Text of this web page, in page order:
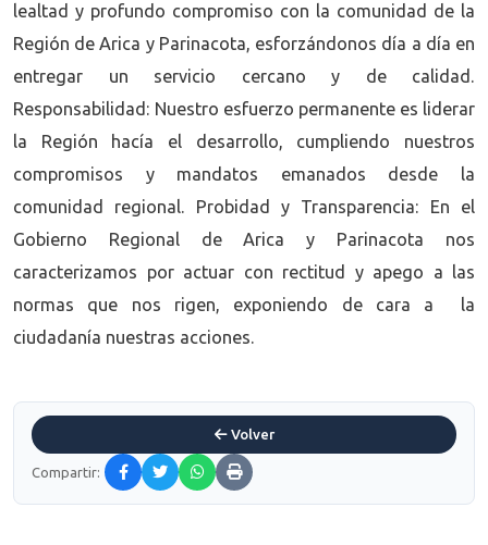
lealtad y profundo compromiso con la comunidad de la
Región de Arica y Parinacota, esforzándonos día a día en
entregar un servicio cercano y de calidad.
Responsabilidad: Nuestro esfuerzo permanente es liderar
la Región hacía el desarrollo, cumpliendo nuestros
compromisos y mandatos emanados desde la
comunidad regional. Probidad y Transparencia: En el
Gobierno Regional de Arica y Parinacota nos
caracterizamos por actuar con rectitud y apego a las
normas que nos rigen, exponiendo de cara a la
ciudadanía nuestras acciones.
Volver
Compartir: